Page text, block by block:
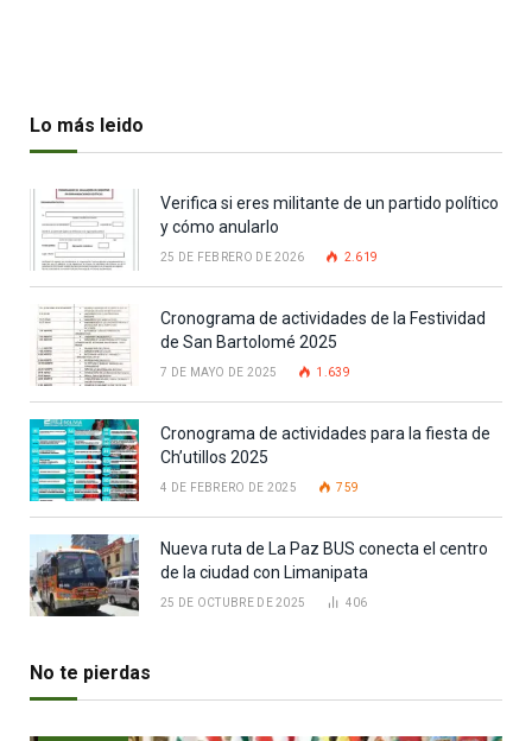
Lo más leido
Verifica si eres militante de un partido político
y cómo anularlo
25 DE FEBRERO DE 2026 2.619
Cronograma de actividades de la Festividad
de San Bartolomé 2025
7 DE MAYO DE 2025 1.639
Cronograma de actividades para la fiesta de
Ch’utillos 2025
4 DE FEBRERO DE 2025 759
Nueva ruta de La Paz BUS conecta el centro
de la ciudad con Limanipata
25 DE OCTUBRE DE 2025 406
No te pierdas